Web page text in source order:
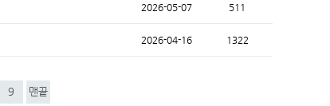
2026-05-07 511
2026-04-16 1322
9 맨끝